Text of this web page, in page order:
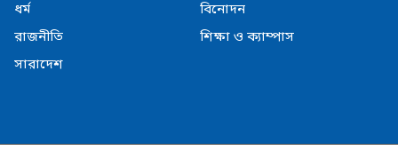
ধর্ম
বিনোদন
রাজনীতি
শিক্ষা ও ক্যাম্পাস
সারাদেশ